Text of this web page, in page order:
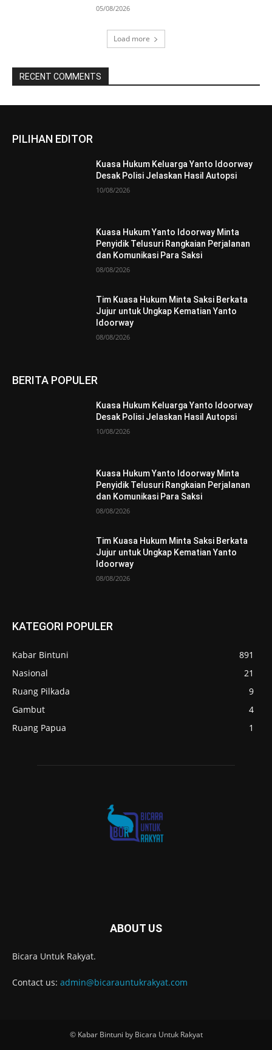
05/08/2026
Load more
RECENT COMMENTS
PILIHAN EDITOR
Kuasa Hukum Keluarga Yanto Idoorway
Desak Polisi Jelaskan Hasil Autopsi
10/08/2026
Kuasa Hukum Yanto Idoorway Minta
Penyidik Telusuri Rangkaian Perjalanan
dan Komunikasi Para Saksi
08/08/2026
Tim Kuasa Hukum Minta Saksi Berkata
Jujur untuk Ungkap Kematian Yanto
Idoorway
08/08/2026
BERITA POPULER
Kuasa Hukum Keluarga Yanto Idoorway
Desak Polisi Jelaskan Hasil Autopsi
10/08/2026
Kuasa Hukum Yanto Idoorway Minta
Penyidik Telusuri Rangkaian Perjalanan
dan Komunikasi Para Saksi
08/08/2026
Tim Kuasa Hukum Minta Saksi Berkata
Jujur untuk Ungkap Kematian Yanto
Idoorway
08/08/2026
KATEGORI POPULER
Kabar Bintuni
891
Nasional
21
Ruang Pilkada
9
Gambut
4
Ruang Papua
1
ABOUT US
Bicara Untuk Rakyat.
Contact us: admin@bicarauntukrakyat.com
© Kabar Bintuni by Bicara Untuk Rakyat